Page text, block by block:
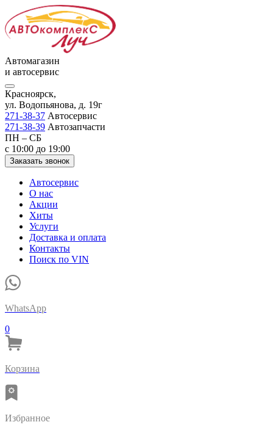
Автомагазин
и автосервис
Красноярск,
ул. Водопьянова, д. 19г
271-38-37 Автосервис
271-38-39 Автозапчасти
ПН – СБ
с 10:00 до 19:00
Заказать звонок
Автосервис
О нас
Акции
Хиты
Услуги
Доставка и оплата
Контакты
Поиск по VIN
WhatsApp
0
Корзина
Избранное